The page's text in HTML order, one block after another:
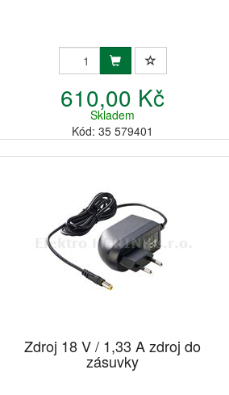
610,00 Kč
Skladem
Kód: 35 579401
Zdroj 18 V / 1,33 A zdroj do
zásuvky